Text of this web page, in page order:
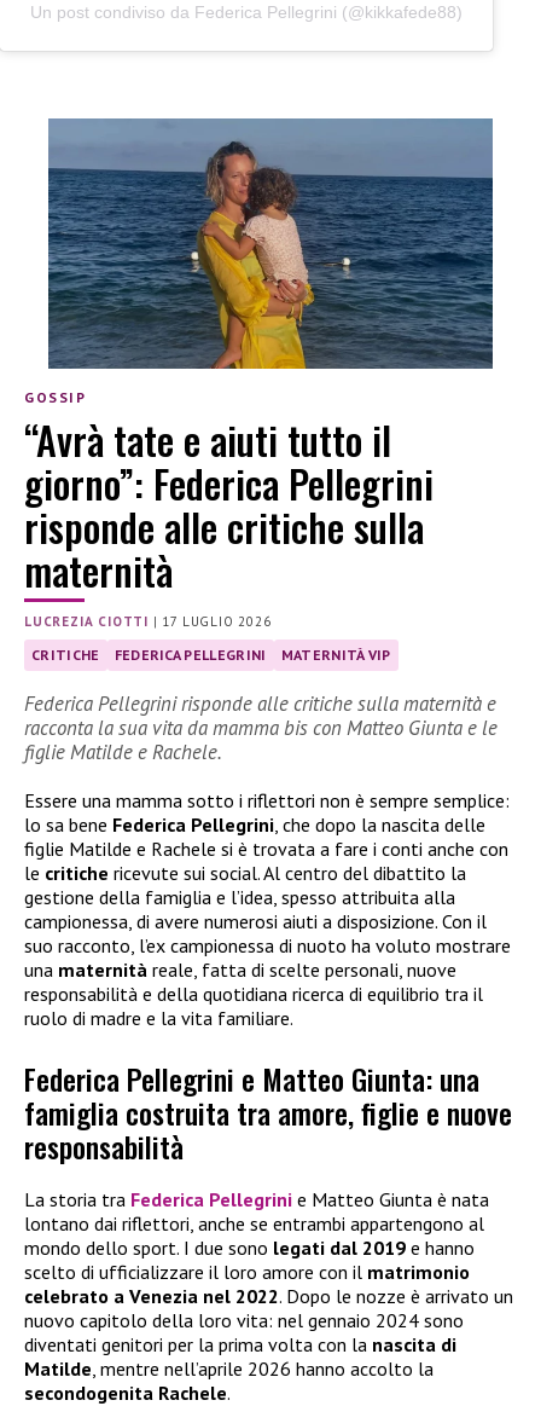
Un post condiviso da Federica Pellegrini (@kikkafede88)
GOSSIP
“Avrà tate e aiuti tutto il
giorno”: Federica Pellegrini
risponde alle critiche sulla
maternità
LUCREZIA CIOTTI | 17 LUGLIO 2026
CRITICHE FEDERICA PELLEGRINI MATERNITÀ VIP
Federica Pellegrini risponde alle critiche sulla maternità e
racconta la sua vita da mamma bis con Matteo Giunta e le
figlie Matilde e Rachele.
Essere una mamma sotto i riflettori non è sempre semplice:
lo sa bene Federica Pellegrini , che dopo la nascita delle
figlie Matilde e Rachele si è trovata a fare i conti anche con
le critiche ricevute sui social. Al centro del dibattito la
gestione della famiglia e l’idea, spesso attribuita alla
campionessa, di avere numerosi aiuti a disposizione. Con il
suo racconto, l’ex campionessa di nuoto ha voluto mostrare
una maternità reale, fatta di scelte personali, nuove
responsabilità e della quotidiana ricerca di equilibrio tra il
ruolo di madre e la vita familiare.
Federica Pellegrini e Matteo Giunta: una
famiglia costruita tra amore, figlie e nuove
responsabilità
La storia tra Federica Pellegrini e Matteo Giunta è nata
lontano dai riflettori, anche se entrambi appartengono al
mondo dello sport. I due sono legati dal 2019 e hanno
scelto di ufficializzare il loro amore con il matrimonio
celebrato a Venezia nel 2022. Dopo le nozze è arrivato un
nuovo capitolo della loro vita: nel gennaio 2024 sono
diventati genitori per la prima volta con la nascita di
Matilde , mentre nell’aprile 2026 hanno accolto la
secondogenita Rachele.